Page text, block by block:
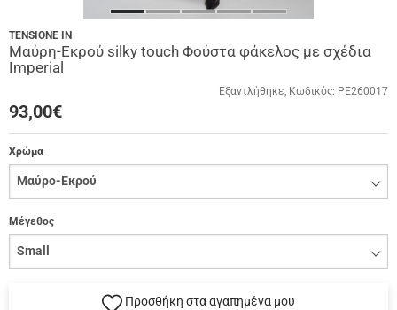
TENSIONE IN
Μαύρη-Εκρού silky touch Φούστα φάκελος με σχέδια
Imperial
Εξαντλήθηκε Κωδικός: PE260017
93,00€
Χρώμα
Μέγεθος
Προσθήκη στα αγαπημένα μου